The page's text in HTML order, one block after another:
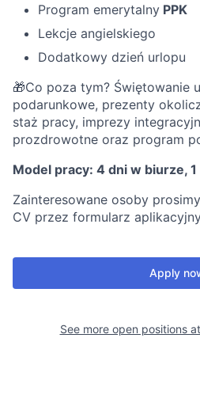
Program emerytalny PPK
Lekcje angielskiego
Dodatkowy dzień urlopu
🎁Co poza tym? Świętowanie
podarunkowe, prezenty
staż pracy, imprezy
prozdrowotne oraz program
Model pracy: 4 dni w biurze,
Zainteresowane osoby
CV przez formularz
Apply
See more open positions at